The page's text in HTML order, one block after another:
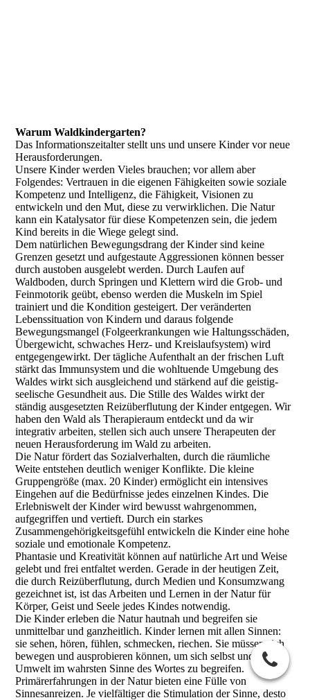
Warum Waldkindergarten?
Das Informationszeitalter stellt uns und unsere Kinder vor neue
Herausforderungen.
Unsere Kinder werden Vieles brauchen; vor allem aber
Folgendes: Vertrauen in die eigenen Fähigkeiten sowie soziale
Kompetenz und Intelligenz, die Fähigkeit, Visionen zu
entwickeln und den Mut, diese zu verwirklichen. Die Natur
kann ein Katalysator für diese Kompetenzen sein, die jedem
Kind bereits in die Wiege gelegt sind.
Dem natürlichen Bewegungsdrang der Kinder sind keine
Grenzen gesetzt und aufgestaute Aggressionen können besser
durch austoben ausgelebt werden. Durch Laufen auf
Waldboden, durch Springen und Klettern wird die Grob- und
Feinmotorik geübt, ebenso werden die Muskeln im Spiel
trainiert und die Kondition gesteigert. Der veränderten
Lebenssituation von Kindern und daraus folgende
Bewegungsmangel (Folgeerkrankungen wie Haltungsschäden,
Übergewicht, schwaches Herz- und Kreislaufsystem) wird
entgegengewirkt. Der tägliche Aufenthalt an der frischen Luft
stärkt das Immunsystem und die wohltuende Umgebung des
Waldes wirkt sich ausgleichend und stärkend auf die geistig-
seelische Gesundheit aus. Die Stille des Waldes wirkt der
ständig ausgesetzten Reizüberflutung der Kinder entgegen. Wir
haben den Wald als Therapieraum entdeckt und da wir
integrativ arbeiten, stellen sich auch unsere Therapeuten der
neuen Herausforderung im Wald zu arbeiten.
Die Natur fördert das Sozialverhalten, durch die räumliche
Weite entstehen deutlich weniger Konflikte. Die kleine
Gruppengröße (max. 20 Kinder) ermöglicht ein intensives
Eingehen auf die Bedürfnisse jedes einzelnen Kindes. Die
Erlebniswelt der Kinder wird bewusst wahrgenommen,
aufgegriffen und vertieft. Durch ein starkes
Zusammengehörigkeitsgefühl entwickeln die Kinder eine hohe
soziale und emotionale Kompetenz.
Phantasie und Kreativität können auf natürliche Art und Weise
gelebt und frei entfaltet werden. Gerade in der heutigen Zeit,
die durch Reizüberflutung, durch Medien und Konsumzwang
gezeichnet ist, ist das Arbeiten und Lernen in der Natur für
Körper, Geist und Seele jedes Kindes notwendig.
Die Kinder erleben die Natur hautnah und begreifen sie
unmittelbar und ganzheitlich. Kinder lernen mit allen Sinnen:
sie sehen, hören, fühlen, schmecken, riechen. Sie müssen sich
bewegen und ausprobieren können, um sich selbst und ihre
Umwelt im wahrsten Sinne des Wortes zu begreifen.
Primärerfahrungen in der Natur bieten eine Fülle von
Sinnesanreizen. Je vielfältiger die Stimulation der Sinne, desto